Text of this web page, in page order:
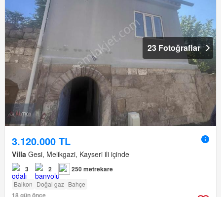
23 Fotoğraflar
3.120.000 TL
Villa Gesi, Melikgazi, Kayseri ili içinde
3 2 250 metrekare
Balkon Doğal gaz Bahçe
18 gün önce